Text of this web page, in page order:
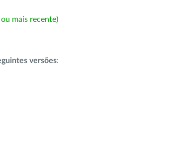
mais recente)
versões: